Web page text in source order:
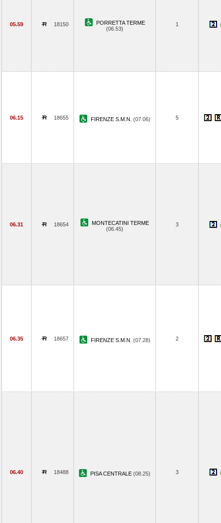
05.59 18150
PORRETTA TERME
(06.53)
1
06.15 18655 FIRENZE S.M.N. (07.06) 5
06.31 18654
MONTECATINI TERME
(06.45)
3
06.35 18657 FIRENZE S.M.N. (07.28) 2
06.40 18488 PISA CENTRALE (08.25) 3